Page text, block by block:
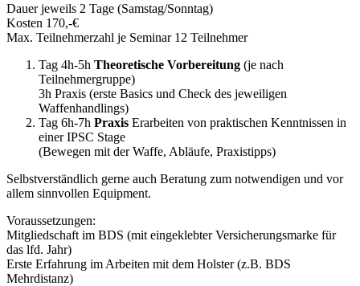
Dauer jeweils 2 Tage (Samstag/Sonntag)
Kosten 170,-€
Max. Teilnehmerzahl je Seminar 12 Teilnehmer
Tag 4h-5h Theoretische Vorbereitung (je nach
Teilnehmergruppe)
3h Praxis (erste Basics und Check des jeweiligen
Waffenhandlings)
Tag 6h-7h Praxis Erarbeiten von praktischen Kenntnissen in
einer IPSC Stage
(Bewegen mit der Waffe, Abläufe, Praxistipps)
Selbstverständlich gerne auch Beratung zum notwendigen und vor
allem sinnvollen Equipment.
Voraussetzungen:
Mitgliedschaft im BDS (mit eingeklebter Versicherungsmarke für
das lfd. Jahr)
Erste Erfahrung im Arbeiten mit dem Holster (z.B. BDS
Mehrdistanz)